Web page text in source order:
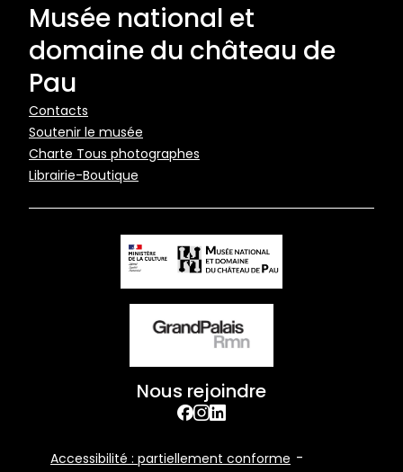
Musée national et
domaine du château de
Pau
Pied
de
page
Contacts
Soutenir le musée
Charte Tous photographes
Librairie-Boutique
Nous rejoindre
facebook
Instagram
Bottom
Accessibilité : partiellement conforme